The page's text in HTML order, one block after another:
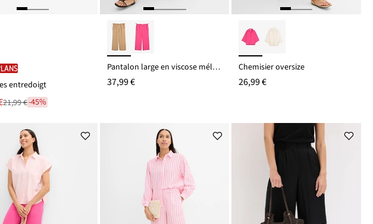
entredoigt
21,99 €-45%
Pantalon large en viscose mélangée
37,99 €
Chemisier oversize
26,99 €